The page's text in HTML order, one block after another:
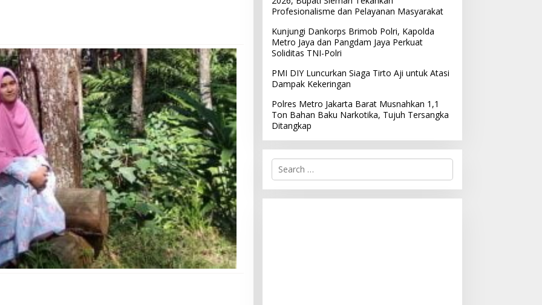
Profesionalisme dan Pelayanan Masyarakat
Kunjungi Dankorps Brimob Polri, Kapolda
Metro Jaya dan Pangdam Jaya Perkuat
Soliditas TNI-Polri
PMI DIY Luncurkan Siaga Tirto Aji untuk Atasi
Dampak Kekeringan
Polres Metro Jakarta Barat Musnahkan 1,1
Ton Bahan Baku Narkotika, Tujuh Tersangka
Ditangkap
S
r